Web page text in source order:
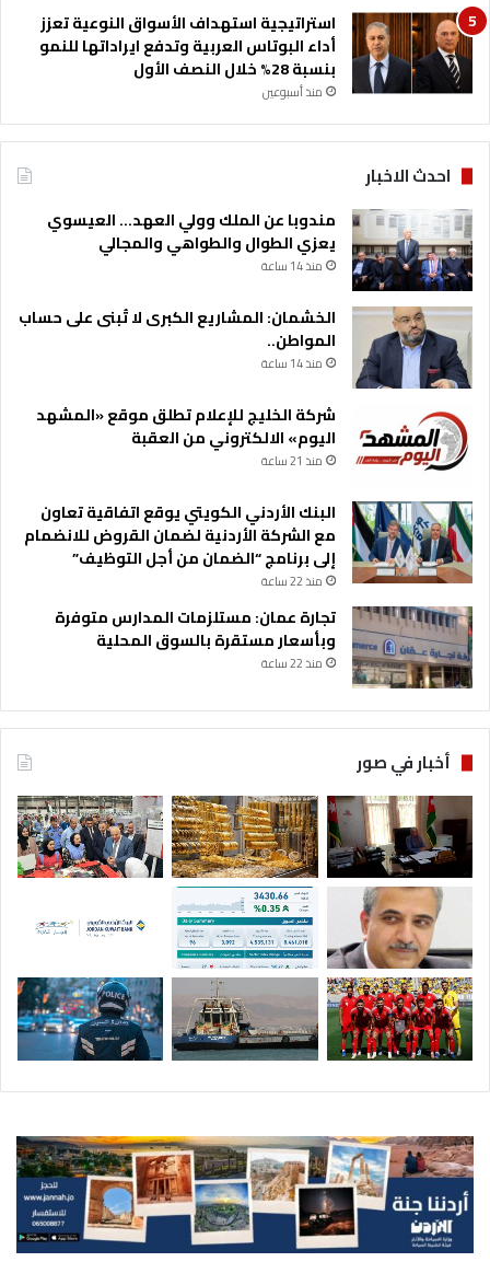
استراتيجية استهداف الأسواق النوعية تعزز
أداء البوتاس العربية وتدفع ايراداتها للنمو
بنسبة 28% خلال النصف الأول
منذ أسبوعين
احدث الاخبار
مندوبا عن الملك وولي العهد… العيسوي
يعزي الطوال والطواهي والمجالي
منذ 14 ساعة
الخشمان: المشاريع الكبرى لا تُبنى على حساب
المواطن..
منذ 14 ساعة
شركة الخليج للإعلام تطلق موقع «المشهد
اليوم» الالكتروني من العقبة
منذ 21 ساعة
البنك الأردني الكويتي يوقع اتفاقية تعاون
مع الشركة الأردنية لضمان القروض للانضمام
إلى برنامج “الضمان من أجل التوظيف”
منذ 22 ساعة
تجارة عمان: مستلزمات المدارس متوفرة
وبأسعار مستقرة بالسوق المحلية
منذ 22 ساعة
أخبار في صور